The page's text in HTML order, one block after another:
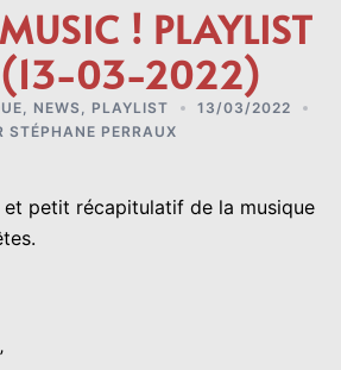
! PLAYLIST
03-2022)
NEWS PLAYLIST
13/03/2022
STÉPHANE PERRAUX
petit récapitulatif de la musique